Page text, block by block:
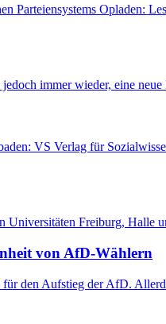
Parteiensystems Opladen:
immer wieder, eine
VS Verlag für
Universitäten Freiburg, Halle
von AfD-Wählern
für den Aufstieg der AfD.